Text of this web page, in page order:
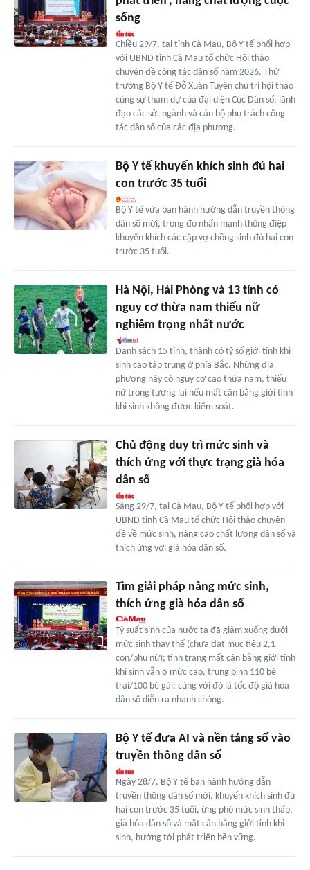
sống
Chiều 29/7, tại tỉnh Cà Mau, Bộ Y tế phối hợp
với UBND tỉnh Cà Mau tổ chức Hội thảo
chuyên đề công tác dân số năm 2026. Thứ
trưởng Bộ Y tế Đỗ Xuân Tuyên chủ trì hội thảo
cùng sự tham dự của đại diện Cục Dân số, lãnh
đạo các sở, ngành và cán bộ phụ trách công
tác dân số của các địa phương.
Bộ Y tế khuyến khích sinh đủ hai
con trước 35 tuổi
Bộ Y tế vừa ban hành hướng dẫn truyền thông
dân số mới, trong đó nhấn mạnh thông điệp
khuyến khích các cặp vợ chồng sinh đủ hai con
trước 35 tuổi.
Hà Nội, Hải Phòng và 13 tỉnh có
nguy cơ thừa nam thiếu nữ
nghiêm trọng nhất nước
Danh sách 15 tỉnh, thành có tỷ số giới tính khi
sinh cao tập trung ở phía Bắc. Những địa
phương này có nguy cơ cao thừa nam, thiếu
nữ trong tương lai nếu mất cân bằng giới tính
khi sinh không được kiểm soát.
Chủ động duy trì mức sinh và
thích ứng với thực trạng già hóa
dân số
Sáng 29/7, tại Cà Mau, Bộ Y tế phối hợp với
UBND tỉnh Cà Mau tổ chức Hội thảo chuyên
đề về mức sinh, nâng cao chất lượng dân số và
thích ứng với già hóa dân số.
Tìm giải pháp nâng mức sinh,
thích ứng già hóa dân số
Tỷ suất sinh của nước ta đã giảm xuống dưới
mức sinh thay thế (chưa đạt mục tiêu 2,1
con/phụ nữ); tình trạng mất cân bằng giới tính
khi sinh vẫn ở mức cao, trung bình 110 bé
trai/100 bé gái; cùng với đó là tốc độ già hóa
dân số diễn ra nhanh chóng.
Bộ Y tế đưa AI và nền tảng số vào
truyền thông dân số
Ngày 28/7, Bộ Y tế ban hành hướng dẫn
truyền thông dân số mới, khuyến khích sinh đủ
hai con trước 35 tuổi, ứng phó mức sinh thấp,
già hóa dân số và mất cân bằng giới tính khi
sinh, hướng tới phát triển bền vững.